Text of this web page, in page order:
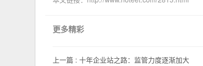
更多精彩
上一篇 : 十年企业站之路：监管力度逐渐加大